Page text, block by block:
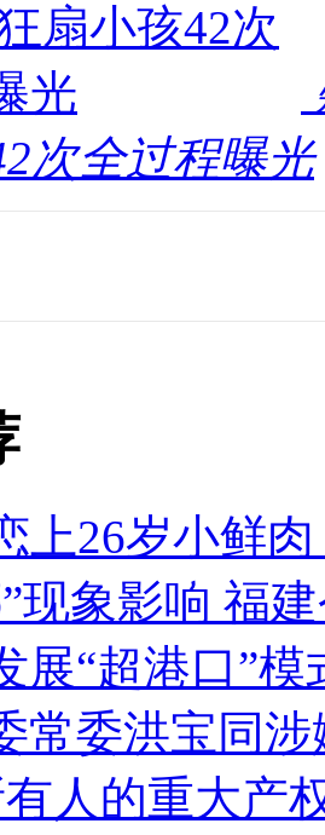
次全过程曝光
上26岁小鲜
现象影响 福
展“超港口”
常委洪宝同
人的重大产